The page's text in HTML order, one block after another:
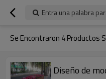
Entra una palabra
Se Encontraron 4Productos
Diseño de